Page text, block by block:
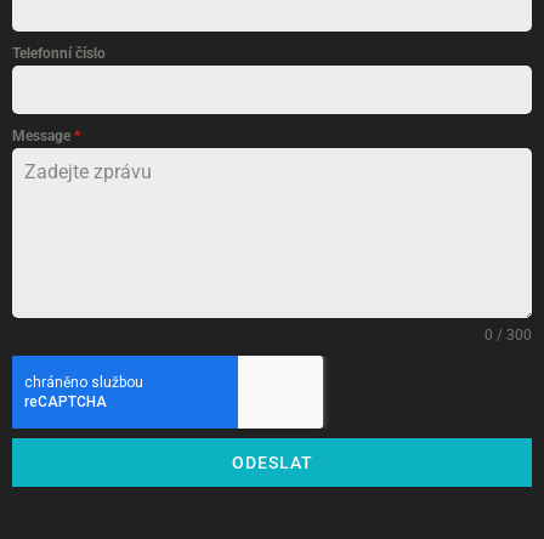
Telefonní číslo
Message *
0 / 300
ODESLAT